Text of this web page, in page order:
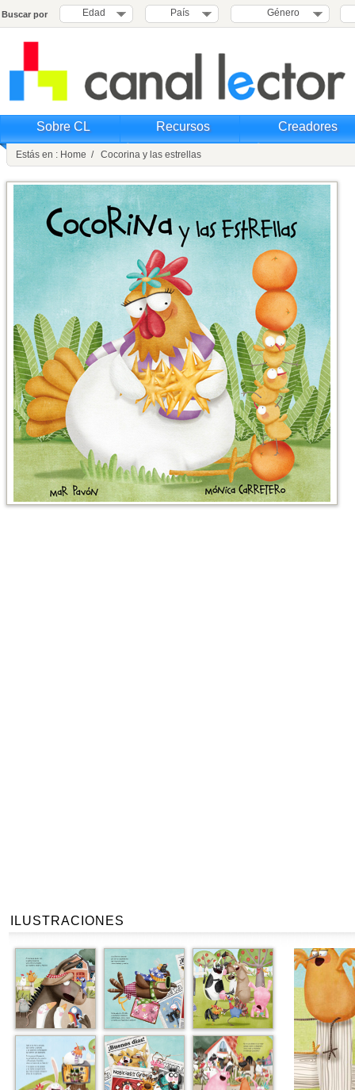
Buscar por Edad País Género
Sobre CL Recursos Creadores
Estás en : Home / Cocorina y las estrellas
ILUSTRACIONES